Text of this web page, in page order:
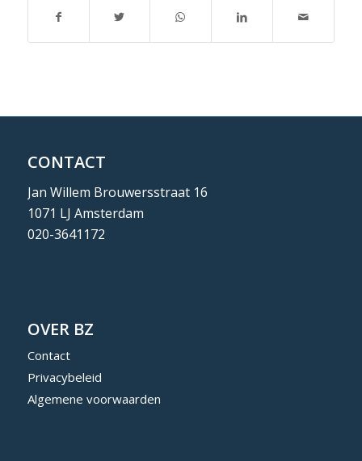
CONTACT
Jan Willem Brouwersstraat 16
1071 LJ Amsterdam
020-3641172
OVER BZ
Contact
Privacybeleid
Algemene voorwaarden